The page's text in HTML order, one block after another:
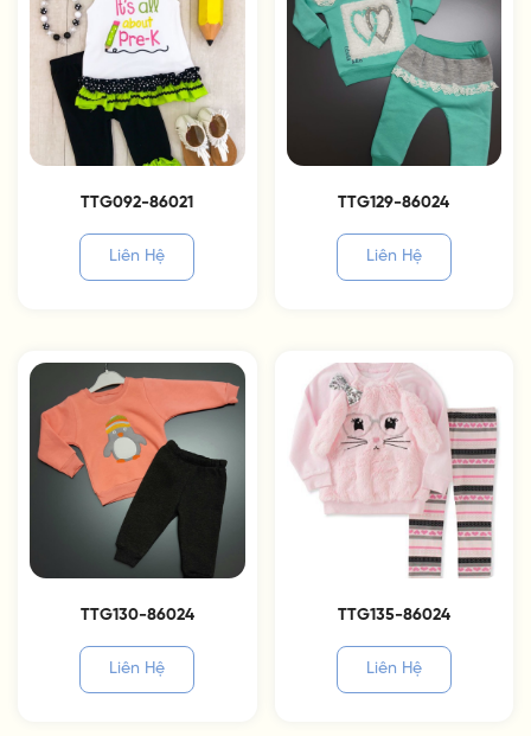
TTG092-86021
Liên Hệ
TTG129-86024
Liên Hệ
TTG130-86024
Liên Hệ
TTG135-86024
Liên Hệ